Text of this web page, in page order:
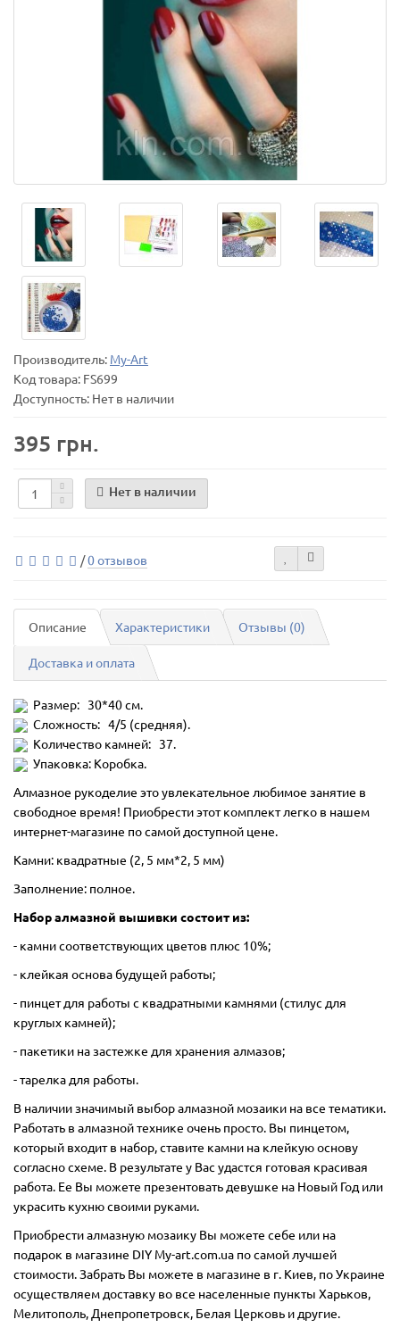
Производитель: My-Art
Код товара: FS699
Доступность: Нет в наличии
395 грн.
Нет в наличии
/0 отзывов
Описание Характеристики Отзывы (0)
Доставка и оплата
Размер: 30*40 см.
Сложность: 4/5 (средняя).
Количество камней: 37.
Упаковка: Коробка.
Алмазное рукоделие это увлекательное любимое занятие в
свободное время! Приобрести этот комплект легко в нашем
интернет-магазине по самой доступной цене.
Камни: квадратные (2, 5 мм*2, 5 мм)
Заполнение: полное.
Набор алмазной вышивки состоит из:
- камни соответствующих цветов плюс 10%;
- клейкая основа будущей работы;
- пинцет для работы с квадратными камнями (стилус для
круглых камней);
- пакетики на застежке для хранения алмазов;
- тарелка для работы.
В наличии значимый выбор алмазной мозаики на все тематики.
Работать в алмазной технике очень просто. Вы пинцетом,
который входит в набор, ставите камни на клейкую основу
согласно схеме. В результате у Вас удастся готовая красивая
работа. Ее Вы можете презентовать девушке на Новый Год или
украсить кухню своими руками.
Приобрести алмазную мозаику Вы можете себе или на
подарок в магазине DIY My-art.com.ua по самой лучшей
стоимости. Забрать Вы можете в магазине в г. Киев, по Украине
осуществляем доставку во все населенные пункты Харьков,
Мелитополь, Днепропетровск, Белая Церковь и другие.